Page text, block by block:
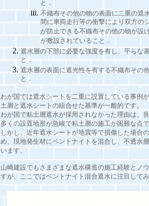
と．
不織布その他の物の表面に二重の遮
間に車両走行等の衝撃により双方の
が防止できる不織布その他の物が設
が敷設されていること．
遮水層の下部に必要な強度を有し、平らな
と．
遮水層の表面に遮光性を有する不織布その
と．
わが国では遮水シートを二重に設置している事例
土層と遮水シートの組合せた基準が一般的です。
わが国で粘土層遮水が採用されなかった理由は、
多くの設置地形が急峻で粘土層の施工が困難な点で
しかし、近年遮水シートが地震等で損傷した場合
め、現地発生材にベントナイトを混合し、不透水
います。
山崎建設でもさまざまな遮水構造の施工経験とノ
すが、ここではベントナイト混合遮水に注目してみ